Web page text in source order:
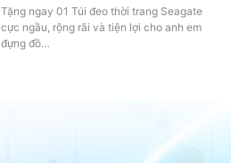
Tặng ngay 01 Túi đeo thời trang Seagate
cực ngầu, rộng rãi và tiện lợi cho anh em
đựng đồ…